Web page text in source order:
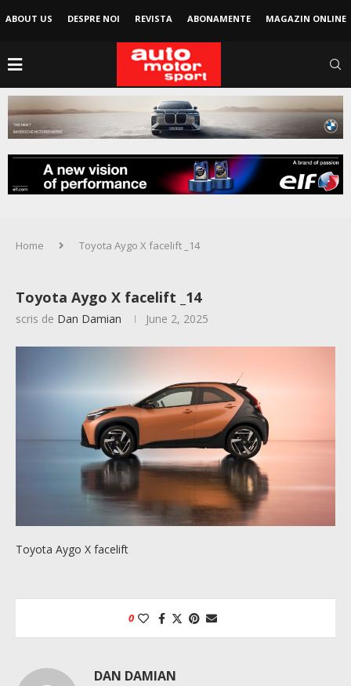
ABOUT US DESPRE NOI REVISTA ABONAMENTE MAGAZIN ONLINE
Home Toyota Aygo X facelift _14
Toyota Aygo X facelift _14
scris de Dan Damian June 2, 2025
Toyota Aygo X facelift
0
DAN DAMIAN